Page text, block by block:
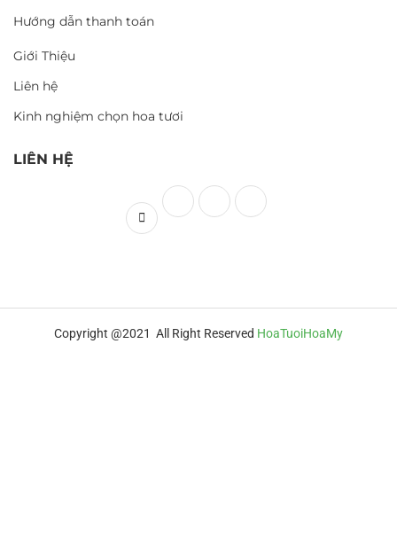
Hướng dẫn thanh toán
Giới Thiệu
Liên hệ
Kinh nghiệm chọn hoa tươi
LIÊN HỆ
Copyright @2021 All Right Reserved HoaTuoiHoaMy